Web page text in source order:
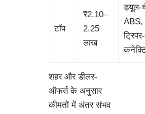
टॉप
₹2.10–
2.25
लाख
ड्यूल-
ABS,
शहर और डीलर-
ऑफर्स के अनुसार
कीमतों में अंतर संभव